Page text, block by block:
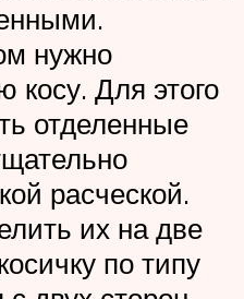
нужно
косу. Для этого
отделенные
расческой.
их на две
по типу